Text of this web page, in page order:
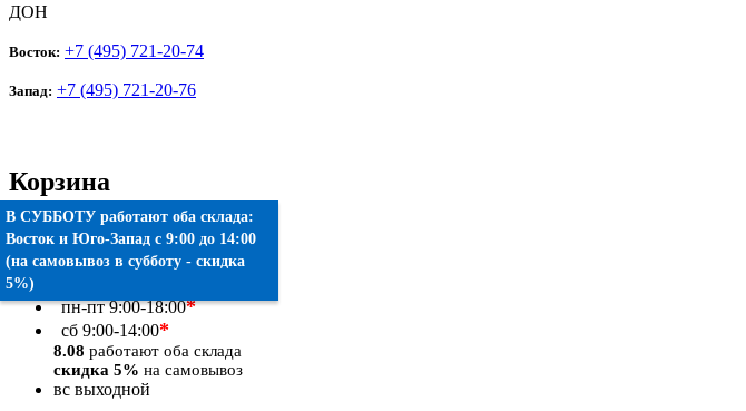
ДОН
Восток: +7 (495) 721-20-74
Запад: +7 (495) 721-20-76
Корзина
Товаров:0 шт.
Оформить заказ
пн-пт9:00-18:00*
сб 9:00-14:00*
8.08 работают оба склада
скидка 5% на самовывоз
вс выходной
В СУББОТУ работают оба склада:
Восток и Юго-Запад c 9:00 до 14:00
(на самовывоз в субботу - скидка
5%)